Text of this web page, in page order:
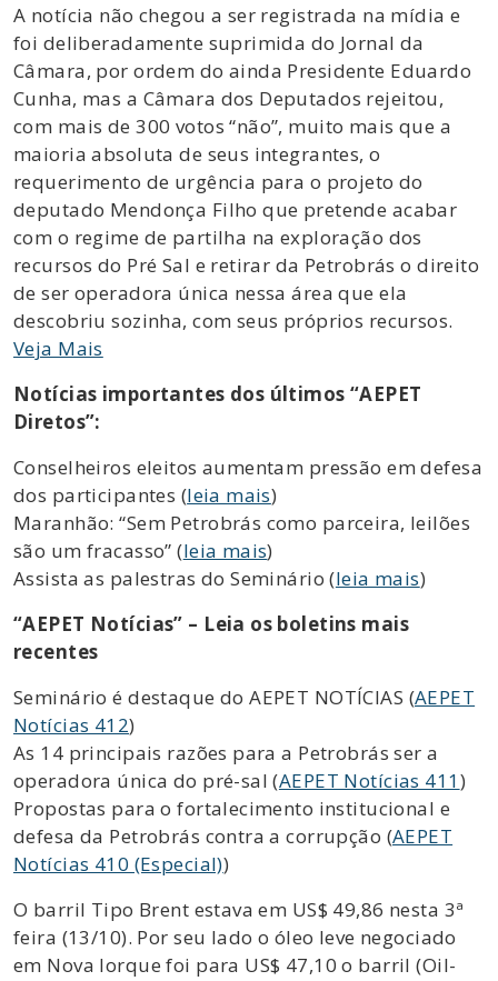
A notícia não chegou a ser registrada na mídia e
foi deliberadamente suprimida do Jornal da
Câmara, por ordem do ainda Presidente Eduardo
Cunha, mas a Câmara dos Deputados rejeitou,
com mais de 300 votos “não”, muito mais que a
maioria absoluta de seus integrantes, o
requerimento de urgência para o projeto do
deputado Mendonça Filho que pretende acabar
com o regime de partilha na exploração dos
recursos do Pré Sal e retirar da Petrobrás o direito
de ser operadora única nessa área que ela
descobriu sozinha, com seus próprios recursos.
Veja Mais
Notícias importantes dos últimos “AEPET
Diretos”:
Conselheiros eleitos aumentam pressão em defesa
dos participantes (leia mais)
Maranhão: “Sem Petrobrás como parceira, leilões
são um fracasso” (leia mais)
Assista as palestras do Seminário (leia mais)
“AEPET Notícias” – Leia os boletins mais
recentes
Seminário é destaque do AEPET NOTÍCIAS (AEPET
Notícias 412)
As 14 principais razões para a Petrobrás ser a
operadora única do pré-sal (AEPET Notícias 411)
Propostas para o fortalecimento institucional e
defesa da Petrobrás contra a corrupção (AEPET
Notícias 410 (Especial))
O barril Tipo Brent estava em US$ 49,86 nesta 3ª
feira (13/10). Por seu lado o óleo leve negociado
em Nova Iorque foi para US$ 47,10 o barril (Oil-